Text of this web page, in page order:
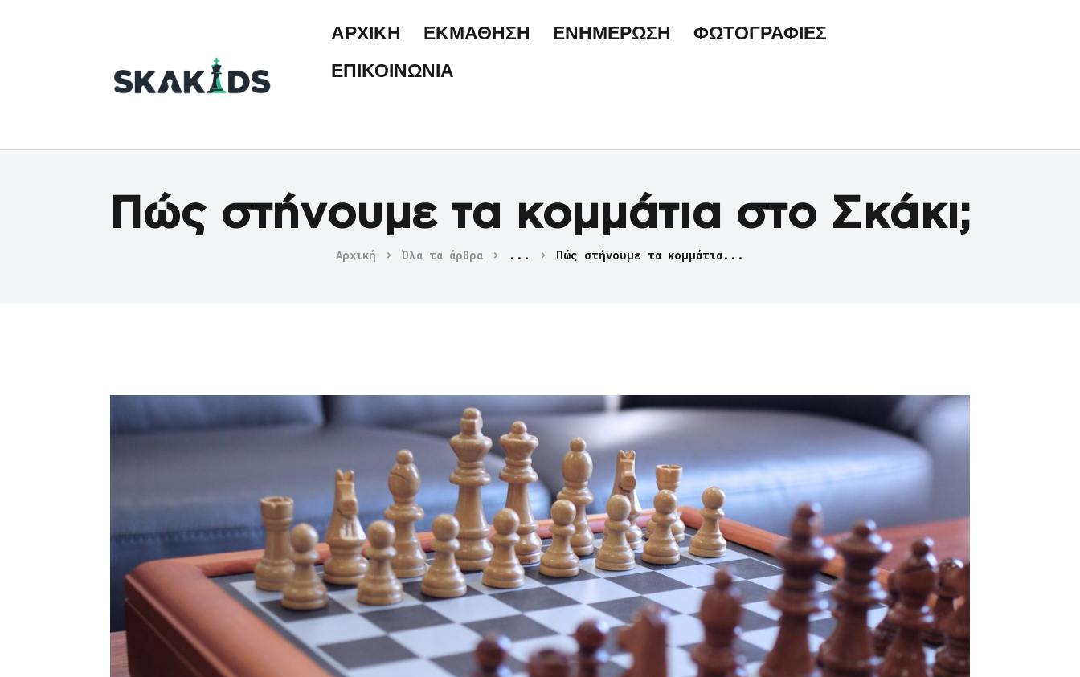
ΑΡΧΙΚΗ ΕΚΜΑΘΗΣΗ ΕΝΗΜΕΡΩΣΗ
ΦΩΤΟΓΡΑΦΙΕΣ
ΕΠΙΚΟΙΝΩΝΙΑ
Πώς στήνουμε τα κομμάτια στο Σκάκι;
Αρχική Όλα τα άρθρα ... Πώς στήνουμε τα κομμάτια...
ΑΡΧΙΚΗ
ΕΚΜΑΘΗΣΗ